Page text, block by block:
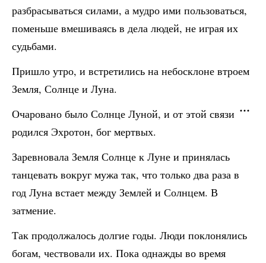
разбрасываться силами, а мудро ими пользоваться,
поменьше вмешиваясь в дела людей, не играя их
судьбами.
Пришло утро, и встретились на небосклоне втроем
Земля, Солнце и Луна.
Очаровано было Солнце Луной, и от этой связи
родился Эхротон, бог мертвых.
Заревновала Земля Солнце к Луне и принялась
танцевать вокруг мужа так, что только два раза в
год Луна встает между Землей и Солнцем. В
затмение.
Так продолжалось долгие годы. Люди поклонялись
богам, чествовали их. Пока однажды во время